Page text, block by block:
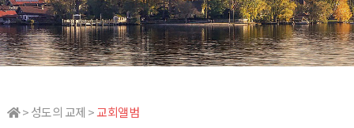
> 성도의 교제 >교회앨범